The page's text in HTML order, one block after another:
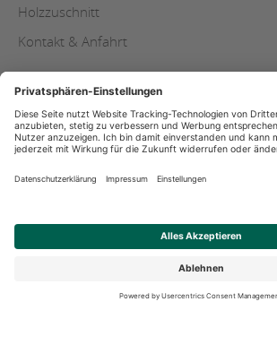
Holzzuschnitt
Kontakt & Anfahrt
Copyright
Datenschutz
Impressum